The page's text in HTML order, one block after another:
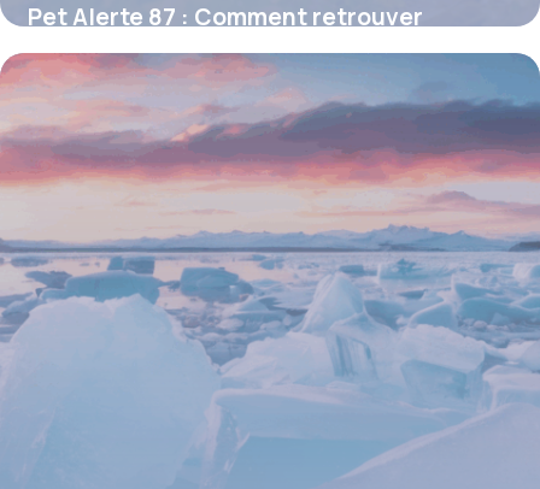
Pet Alerte 87 : Comment retrouver
rapidement un animal perdu en Haute-
Vienne
15 juin 2026